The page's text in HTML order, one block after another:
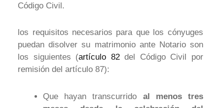
Código Civil.
los requisitos necesarios para que los cónyuges
puedan disolver su matrimonio ante Notario son
los siguientes (artículo 82del Código Civil por
remisión del artículo 87):
Que hayan transcurrido al menos tres